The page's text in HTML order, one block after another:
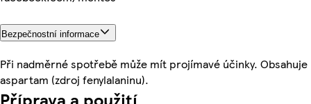
Bezpečnostní informace
Při nadměrné spotřebě může mít projímavé účinky. Obsahuje
aspartam (zdroj fenylalaninu).
Příprava a použití